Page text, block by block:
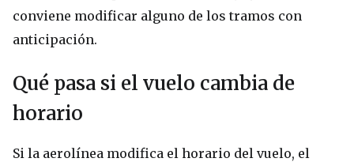
conviene modificar alguno de los tramos con
anticipación.
Qué pasa si el vuelo cambia de
horario
Si la aerolínea modifica el horario del vuelo, el